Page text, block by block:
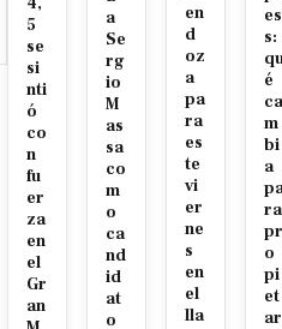
5
se
si
nti
ó
co
n
fu
er
za
en
el
Gr
an
a
Se
rg
io
M
as
sa
co
m
o
ca
nd
id
at
o
en
d
oz
a
pa
ra
es
te
vi
er
ne
s
en
el
lla
es
s:
é
ca
m
bi
a
ra
pr
o
pi
et
ar